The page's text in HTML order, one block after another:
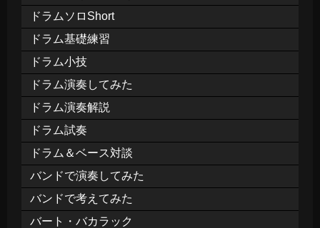
ドラムソロShort
ドラム基礎練習
ドラム小技
ドラム演奏してみた
ドラム演奏解説
ドラム試奏
ドラム＆ベース対談
バンドで演奏してみた
バンドで考えてみた
バート・バカラック